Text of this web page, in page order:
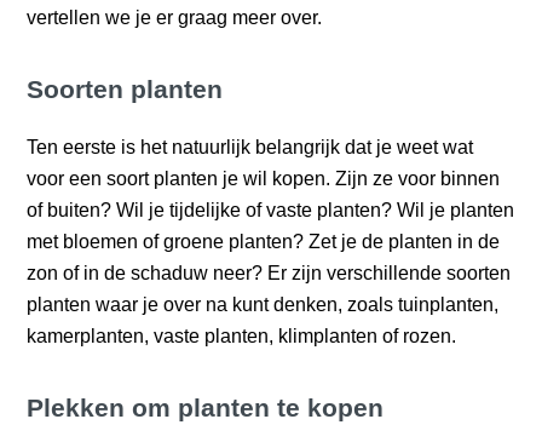
vertellen we je er graag meer over.
Soorten planten
Ten eerste is het natuurlijk belangrijk dat je weet wat
voor een soort planten je wil kopen. Zijn ze voor binnen
of buiten? Wil je tijdelijke of vaste planten? Wil je planten
met bloemen of groene planten? Zet je de planten in de
zon of in de schaduw neer? Er zijn verschillende soorten
planten waar je over na kunt denken, zoals tuinplanten,
kamerplanten, vaste planten, klimplanten of rozen.
Plekken om planten te kopen